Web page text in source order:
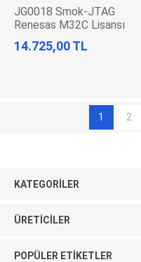
JG0018 Smok-JTAG
Renesas M32C Lisansı
14.725,00 TL
1 2
KATEGORILER
ÜRETICILER
POPÜLER ETIKETLER